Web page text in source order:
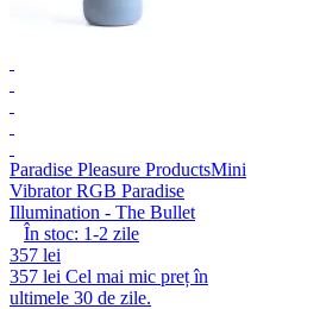
Paradise Pleasure ProductsMini
Vibrator RGB Paradise
Illumination - The Bullet
În stoc: 1-2 zile
357 lei
357 lei Cel mai mic preț în
ultimele 30 de zile.